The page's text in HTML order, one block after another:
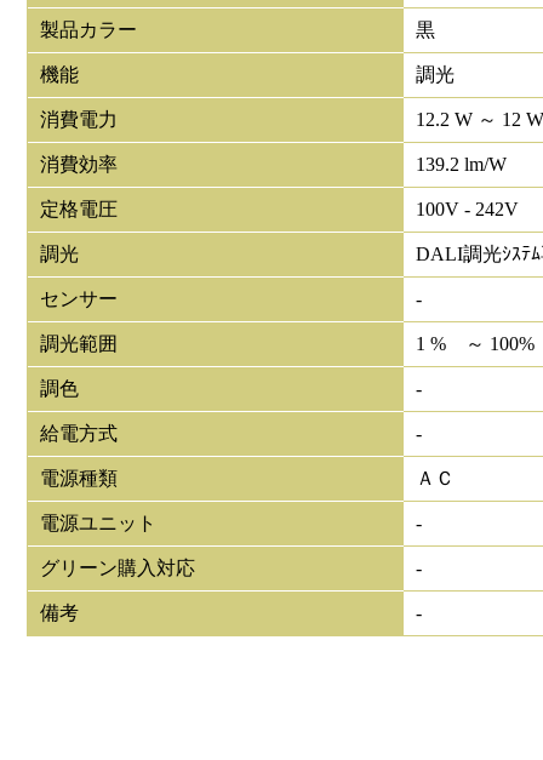
製品カラー 黒
機能 調光
消費電力 12.2 W ～ 12
消費効率 139.2 lm/W
定格電圧 100V - 242V
調光 DALI調光ｼｽﾃ
センサー -
調光範囲 1 % ～ 100%
調色 -
給電方式 -
電源種類 ＡＣ
電源ユニット -
グリーン購入対応 -
備考 -